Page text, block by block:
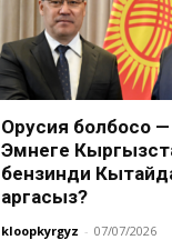
Орусия болбосо
Эмнеге
бензинди Кытайдан
аргасыз?
kloopkyrgyz - 07/07/2026